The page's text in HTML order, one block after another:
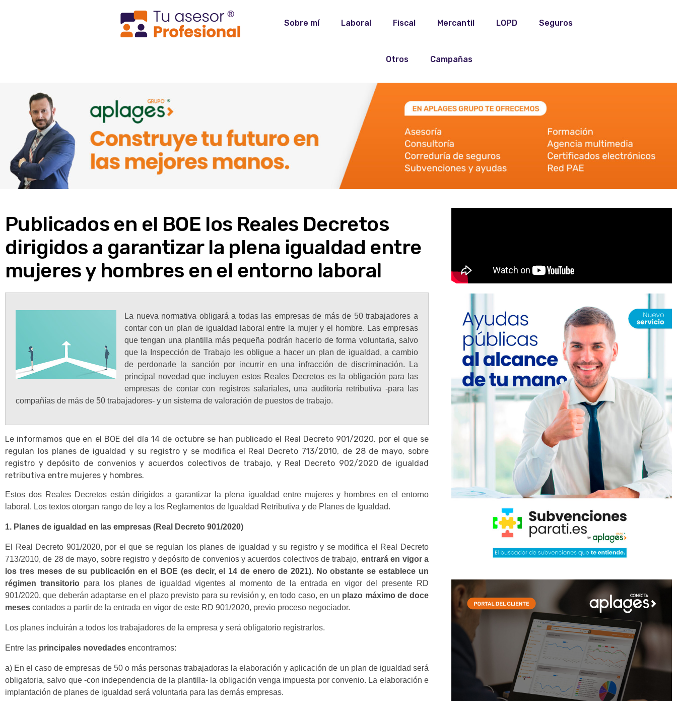
Sobre mí Laboral Fiscal Mercantil LOPD Seguros
Otros Campañas
Publicados en el BOE los Reales Decretos
dirigidos a garantizar la plena igualdad entre
mujeres y hombres en el entorno laboral
La nueva normativa obligará a todas las empresas de más de 50 trabajadores a
contar con un plan de igualdad laboral entre la mujer y el hombre. Las empresas
que tengan una plantilla más pequeña podrán hacerlo de forma voluntaria, salvo
que la Inspección de Trabajo les obligue a hacer un plan de igualdad, a cambio
de perdonarle la sanción por incurrir en una infracción de discriminación. La
principal novedad que incluyen estos Reales Decretos es la obligación para las
empresas de contar con registros salariales, una auditoría retributiva -para las
compañías de más de 50 trabajadores- y un sistema de valoración de puestos de trabajo.
Le informamos que en el BOE del día 14 de octubre se han publicado el Real Decreto 901/2020, por el que se
regulan los planes de igualdad y su registro y se modifica el Real Decreto 713/2010, de 28 de mayo, sobre
registro y depósito de convenios y acuerdos colectivos de trabajo, y Real Decreto 902/2020 de igualdad
retributiva entre mujeres y hombres.
Estos dos Reales Decretos están dirigidos a garantizar la plena igualdad entre mujeres y hombres en el entorno
laboral. Los textos otorgan rango de ley a los Reglamentos de Igualdad Retributiva y de Planes de Igualdad.
1. Planes de igualdad en las empresas (Real Decreto 901/2020)
El Real Decreto 901/2020, por el que se regulan los planes de igualdad y su registro y se modifica el Real Decreto
713/2010, de 28 de mayo, sobre registro y depósito de convenios y acuerdos colectivos de trabajo, entrará en vigor a
los tres meses de su publicación en el BOE (es decir, el 14 de enero de 2021). No obstante se establece un
régimen transitorio para los planes de igualdad vigentes al momento de la entrada en vigor del presente RD
901/2020, que deberán adaptarse en el plazo previsto para su revisión y, en todo caso, en un plazo máximo de doce
meses contados a partir de la entrada en vigor de este RD 901/2020, previo proceso negociador.
Los planes incluirán a todos los trabajadores de la empresa y será obligatorio registrarlos.
Entre las principales novedades encontramos:
a) En el caso de empresas de 50 o más personas trabajadoras la elaboración y aplicación de un plan de igualdad será
obligatoria, salvo que -con independencia de la plantilla- la obligación venga impuesta por convenio. La elaboración e
implantación de planes de igualdad será voluntaria para las demás empresas.